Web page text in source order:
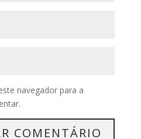
navegador para a